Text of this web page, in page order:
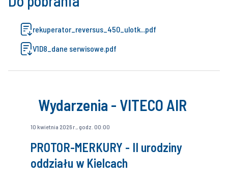
rekuperator_reversus_450_ulotk...pdf
V1D8_dane serwisowe.pdf
Wydarzenia - VITECO AIR
10 kwietnia 2026 r., godz. 00:00
PROTOR-MERKURY - II urodziny
oddziału w Kielcach